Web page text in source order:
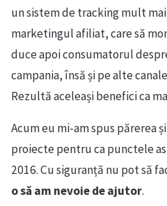
un sistem de tracking mult
marketingul afiliat, care să
duce apoi consumatorul
campania, însă și pe alte
Rezultă aceleași benefici ca
Acum eu mi-am spus părerea
proiecte pentru ca punctele
2016. Cu siguranță nu pot să
o să am nevoie de ajutor.